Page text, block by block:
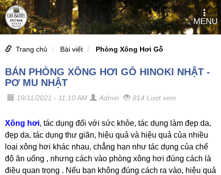
MENU
Trang chủ Bài viết Phòng Xông Hơi Gỗ
BÁN PHÒNG XÔNG HƠI GỖ HINOKI NHẬT -
PƠ MU NHẬT
19/11/2021 - 11:10 AM Admin 814 Lượt xem
Xông hơi, tác dụng đối với sức khỏe, tác dụng làm đẹp da,
đẹp da, tác dụng thư giãn, hiệu quả và hiệu quả của nhiều
loại xông hơi khác nhau, chẳng hạn như tác dụng của chế
độ ăn uống , nhưng cách vào phòng xông hơi đúng cách là
điều quan trọng . Nếu bạn không đúng cách ra vào, hiệu quả